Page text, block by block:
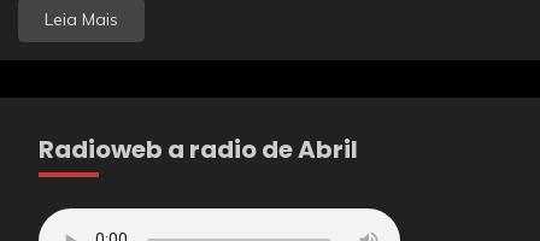
Leia Mais
Radioweb a radio de Abril